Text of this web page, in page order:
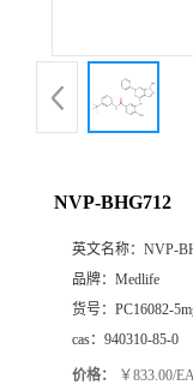
NVP-BHG712
英文名称： NVP-
品牌： Medlife
货号： PC16082-
cas： 940310-85-0
价格： ￥833.00/